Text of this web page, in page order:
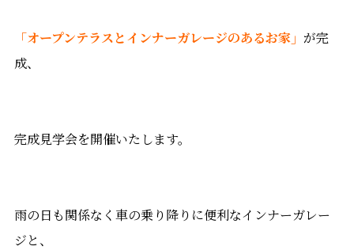
「オープンテラスとインナーガレージのあるお家」 が完
成、
完成見学会を開催いたします。
雨の日も関係なく車の乗り降りに便利なインナーガレー
ジと、